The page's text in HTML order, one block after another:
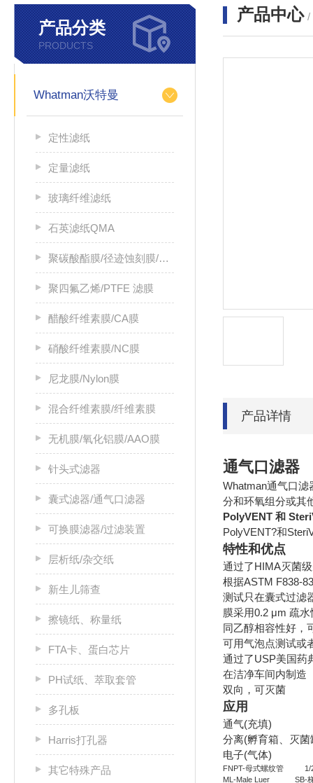
产品分类
PRODUCTS
Whatman沃特曼
定性滤纸
定量滤纸
玻璃纤维滤纸
石英滤纸QMA
聚碳酸酯膜/径迹蚀刻膜/PC膜
聚四氟乙烯/PTFE 滤膜
醋酸纤维素膜/CA膜
硝酸纤维素膜/NC膜
尼龙膜/Nylon膜
混合纤维素膜/纤维素膜
无机膜/氧化铝膜/AAO膜
针头式滤器
囊式滤器/通气口滤器
可换膜滤器/过滤装置
层析纸/杂交纸
新生儿筛查
擦镜纸、称量纸
FTA卡、蛋白芯片
PH试纸、萃取套管
多孔板
Harris打孔器
其它特殊产品
产品中心 /
产品详情
通气口滤器
Whatman通气口
分和环氧组分或其
PolyVENT 和
PolyVENT?和
特性和优点
通过了HIMA灭菌
根据ASTM F838-
测试只在囊式过滤
膜采用0.2 μm 疏
同乙醇相容性好，
可用气泡点测试或
通过了USP美国药
在洁净车间内制造
双向，可灭菌
应用
通气(充填)
分离(孵育箱、灭
电子(气体)
FNPT-母式螺纹管 1/
ML-Male Luer SB-梯